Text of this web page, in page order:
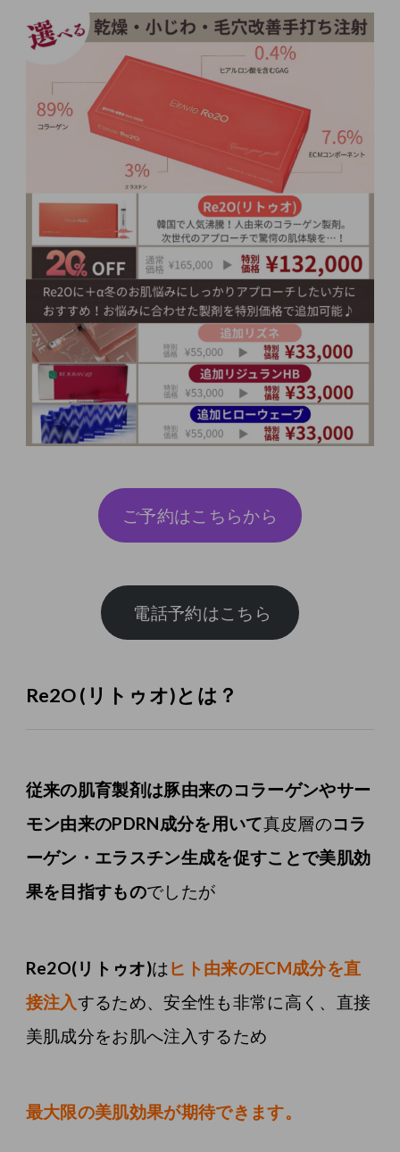
ご予約はこちらから
Re2O (リトゥオ)とは？
従来の肌育製剤は豚由来のコラーゲンやサー
モン由来のPDRN成分を用いて真皮層のコラ
ーゲン・エラスチン生成を促すことで美肌効
果を目指すものでしたが
Re2O(リトゥオ)は ヒト由来のECM成分を直
接注入するため、安全性も非常に高く、直接
美肌成分をお肌へ注入するため
最大限の美肌効果が期待できます。